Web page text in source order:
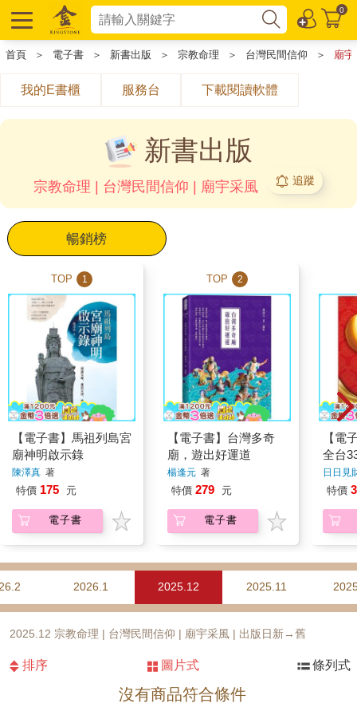
0
首頁 ＞ 電子書 ＞ 新書出版 ＞ 宗教命理 ＞ 台灣民間信仰 ＞ 廟
我的E書櫃 服務台 下載閱讀軟體
新書出版
宗教命理 | 台灣民間信仰 | 廟宇采風 追蹤
暢銷榜
TOP 1
【電子書】馬祖列島宮
廟神明啟示錄
陳澤真 著
特價 175 元
電子書
TOP 2
【電子書】台灣多奇
廟，遊出好運道
楊逢元 著
特價 279 元
電子書
【電
全台
財神
日日見
特價
2026.1 2025.12 2025.11
2025.12 宗教命理 | 台灣民間信仰 | 廟宇采風 | 出版日新→舊
排序 圖片式 條列式
沒有商品符合條件